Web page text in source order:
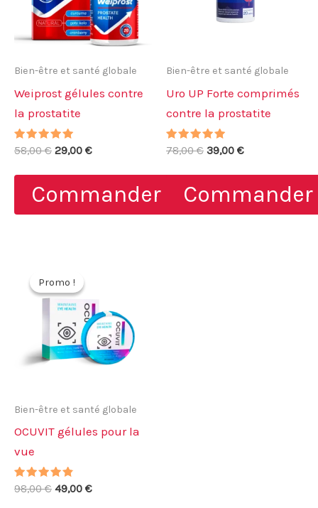
Bien-être et santé globale
Weiprost gélules contre
la prostatite
Note
58,00€ Le
initial
était :
58,00 €.
29,00 €Le
actuel
est :
29,00 €.
Commander
Bien-être et santé globale
Uro UP Forte comprimés
contre la prostatite
Note
78,00€ Le
initial
était :
78,00 €.
39,00 €Le
actuel
est :
39,00 €.
Commander
Promo !
Promo !
Bien-être et santé globale
OCUVIT gélules pour la
vue
Note
98,00€ Le
49,00 €Le